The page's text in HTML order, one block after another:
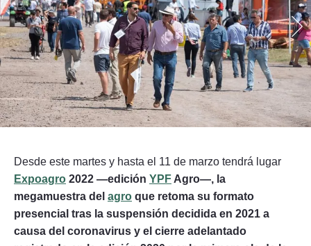
Seguinos
Desde este martes y hasta el 11 de marzo tendrá lugar
Expoagro 2022 —edición YPF Agro—, la
megamuestra del agro que retoma su formato
presencial tras la suspensión decidida en 2021 a
causa del coronavirus y el cierre adelantado